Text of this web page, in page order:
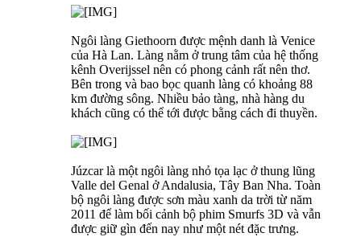
Ngôi làng Giethoorn được mệnh danh là Venice
của Hà Lan. Làng nằm ở trung tâm của hệ thống
kênh Overijssel nên có phong cảnh rất nên thơ.
Bên trong và bao bọc quanh làng có khoảng 88
km đường sông. Nhiều bảo tàng, nhà hàng du
khách cũng có thể tới được bằng cách đi thuyền.
Júzcar là một ngôi làng nhỏ tọa lạc ở thung lũng
Valle del Genal ở Andalusia, Tây Ban Nha. Toàn
bộ ngôi làng được sơn màu xanh da trời từ năm
2011 để làm bối cảnh bộ phim Smurfs 3D và vẫn
được giữ gìn đến nay như một nét đặc trưng.